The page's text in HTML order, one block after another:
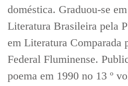
doméstica. Graduou-se
Literatura Brasileira pela
em Literatura Comparada
Federal Fluminense.
poema em 1990 no 13 º